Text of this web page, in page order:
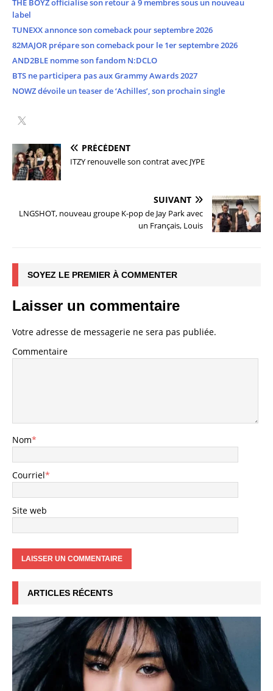
THE BOYZ officialise son retour à 9 membres sous un nouveau
label
TUNEXX annonce son comeback pour septembre 2026
82MAJOR prépare son comeback pour le 1er septembre 2026
AND2BLE nomme son fandom N:DCLO
BTS ne participera pas aux Grammy Awards 2027
NOWZ dévoile un teaser de ‘Achilles’, son prochain single
PRÉCÉDENT
ITZY renouvelle son contrat avec JYPE
SUIVANT
LNGSHOT, nouveau groupe K-pop de Jay Park avec
un Français, Louis
SOYEZ LE PREMIER À COMMENTER
Laisser un commentaire
Votre adresse de messagerie ne sera pas publiée.
Commentaire
Nom*
Courriel*
Site web
ARTICLES RÉCENTS